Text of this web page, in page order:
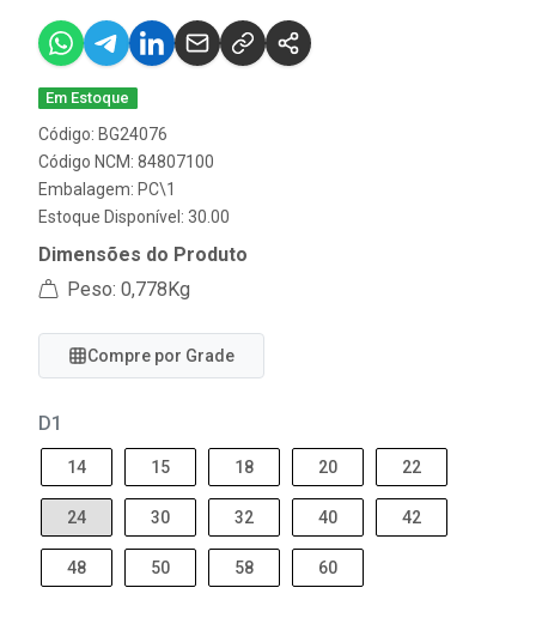
Em Estoque
Código: BG24076
Código NCM: 84807100
Embalagem: PC\1
Estoque Disponível: 30.00
Dimensões do Produto
Peso: 0,778Kg
Compre por Grade
D1
14 15 18 20 22
24 30 32 40 42
48 50 58 60